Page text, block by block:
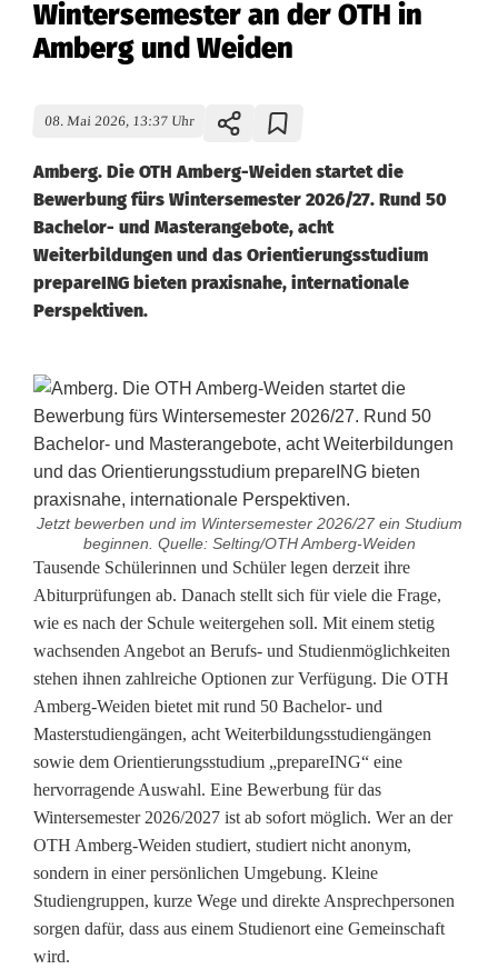
Wintersemester an der OTH in
Amberg und Weiden
08. Mai 2026, 13:37 Uhr
Amberg. Die OTH Amberg-Weiden startet die
Bewerbung fürs Wintersemester 2026/27. Rund 50
Bachelor- und Masterangebote, acht
Weiterbildungen und das Orientierungsstudium
prepareING bieten praxisnahe, internationale
Perspektiven.
Jetzt bewerben und im Wintersemester 2026/27 ein Studium
beginnen. Quelle: Selting/OTH Amberg-Weiden
B
e
w
e
r
b
u
n
g
e
Tausende Schülerinnen und Schüler legen derzeit ihre
Abiturprüfungen ab. Danach stellt sich für viele die Frage,
wie es nach der Schule weitergehen soll. Mit einem stetig
wachsenden Angebot an Berufs- und Studienmöglichkeiten
stehen ihnen zahlreiche Optionen zur Verfügung. Die OTH
Amberg-Weiden bietet mit rund 50 Bachelor- und
Masterstudiengängen, acht Weiterbildungsstudiengängen
sowie dem Orientierungsstudium „prepareING“ eine
hervorragende Auswahl. Eine Bewerbung für das
Wintersemester 2026/2027 ist ab sofort möglich. Wer an der
OTH Amberg-Weiden studiert, studiert nicht anonym,
sondern in einer persönlichen Umgebung. Kleine
Studiengruppen, kurze Wege und direkte Ansprechpersonen
sorgen dafür, dass aus einem Studienort eine Gemeinschaft
wird.